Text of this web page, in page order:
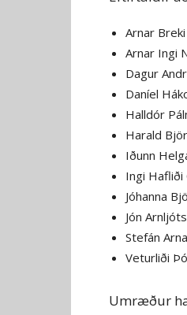
Arnar
Arnar Ingi
Dagur
Daníel
Halldór
Harald
Iðunn
Ingi Hafliði
Jóhanna
Jón
Stefán
Veturliði
Umræður